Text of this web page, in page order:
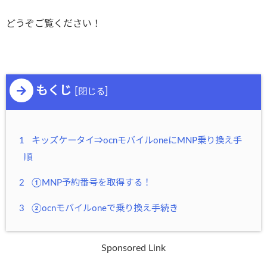
どうぞご覧ください！
もくじ 閉じる
1
キッズケータイ⇒ocnモバイルoneにMNP乗り換え手
順
2 ①MNP予約番号を取得する！
3 ②ocnモバイルoneで乗り換え手続き
Sponsored Link